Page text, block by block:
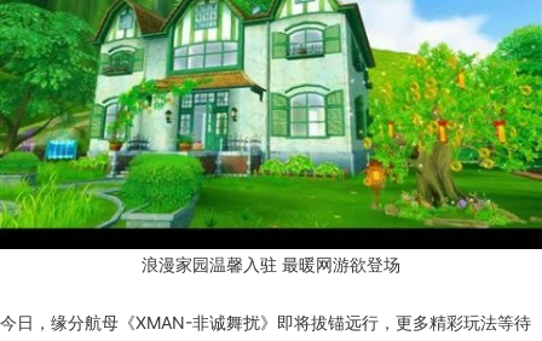
浪漫家园温馨入驻 最暖网游欲登场
今日，缘分航母《XMAN-非诚舞扰》即将拔锚远行，更多精彩玩法等待